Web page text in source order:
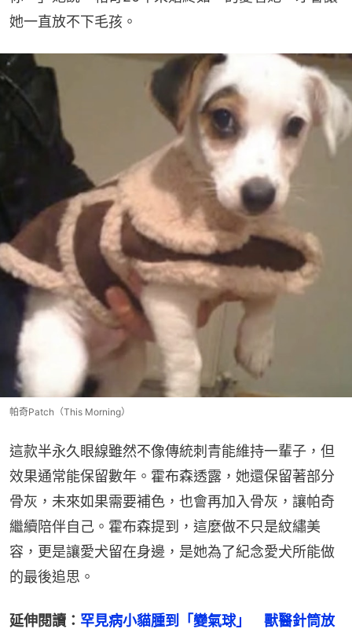
她一直放不下毛孩。
帕奇Patch（This Morning）
這款半永久眼線雖然不像傳統刺青能維持一輩子，但
效果通常能保留數年。霍布森透露，她還保留著部分
骨灰，未來如果需要補色，也會再加入骨灰，讓帕奇
繼續陪伴自己。霍布森提到，這麼做不只是紋繡美
容，更是讓愛犬留在身邊，是她為了紀念愛犬所能做
的最後追思。
延伸閱讀： 罕見病小貓腫到「變氣球」　獸醫針筒放